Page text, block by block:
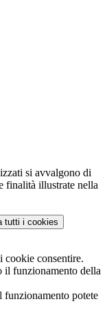
si avvalgono di
finalità illustrate nella
tutti i cookies
cookie consentire.
il funzionamento della
funzionamento potete